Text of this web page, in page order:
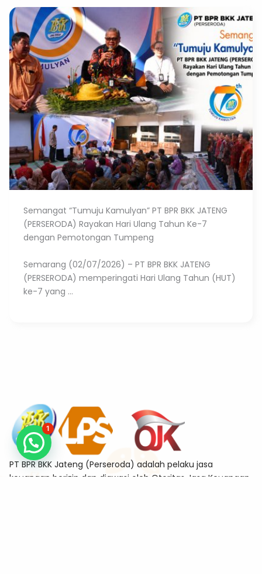
Semangat “Tumuju Kamulyan” PT BPR BKK JATENG
(PERSERODA) Rayakan Hari Ulang Tahun Ke-7
dengan Pemotongan Tumpeng
Semarang (02/07/2026) – PT BPR BKK JATENG
(PERSERODA) memperingati Hari Ulang Tahun (HUT)
ke-7 yang ...
PT BPR BKK Jateng (Perseroda) adalah pelaku jasa
keuangan berizin dan diawasi oleh Otoritas Jasa Keuangan
1